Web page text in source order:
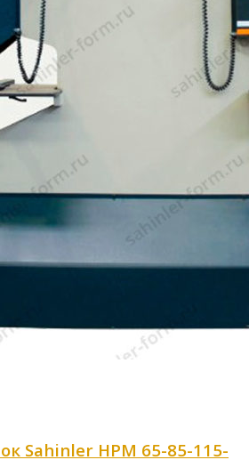
Sahinler HPM 65-85-115-